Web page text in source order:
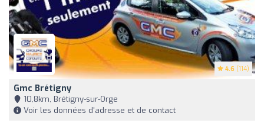
4.6 (114)
Gmc Brétigny
10,8km, Brétigny-sur-Orge
Voir les données d'adresse et de contact